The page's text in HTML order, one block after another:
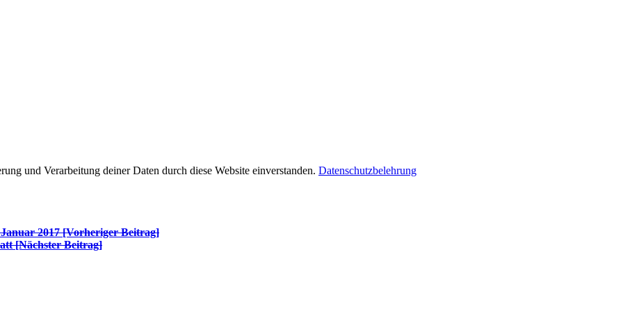
und Verarbeitung deiner Daten durch diese Website einverstanden. Datenschutzbelehrung
2017 [Vorheriger Beitrag]
[Nächster Beitrag]